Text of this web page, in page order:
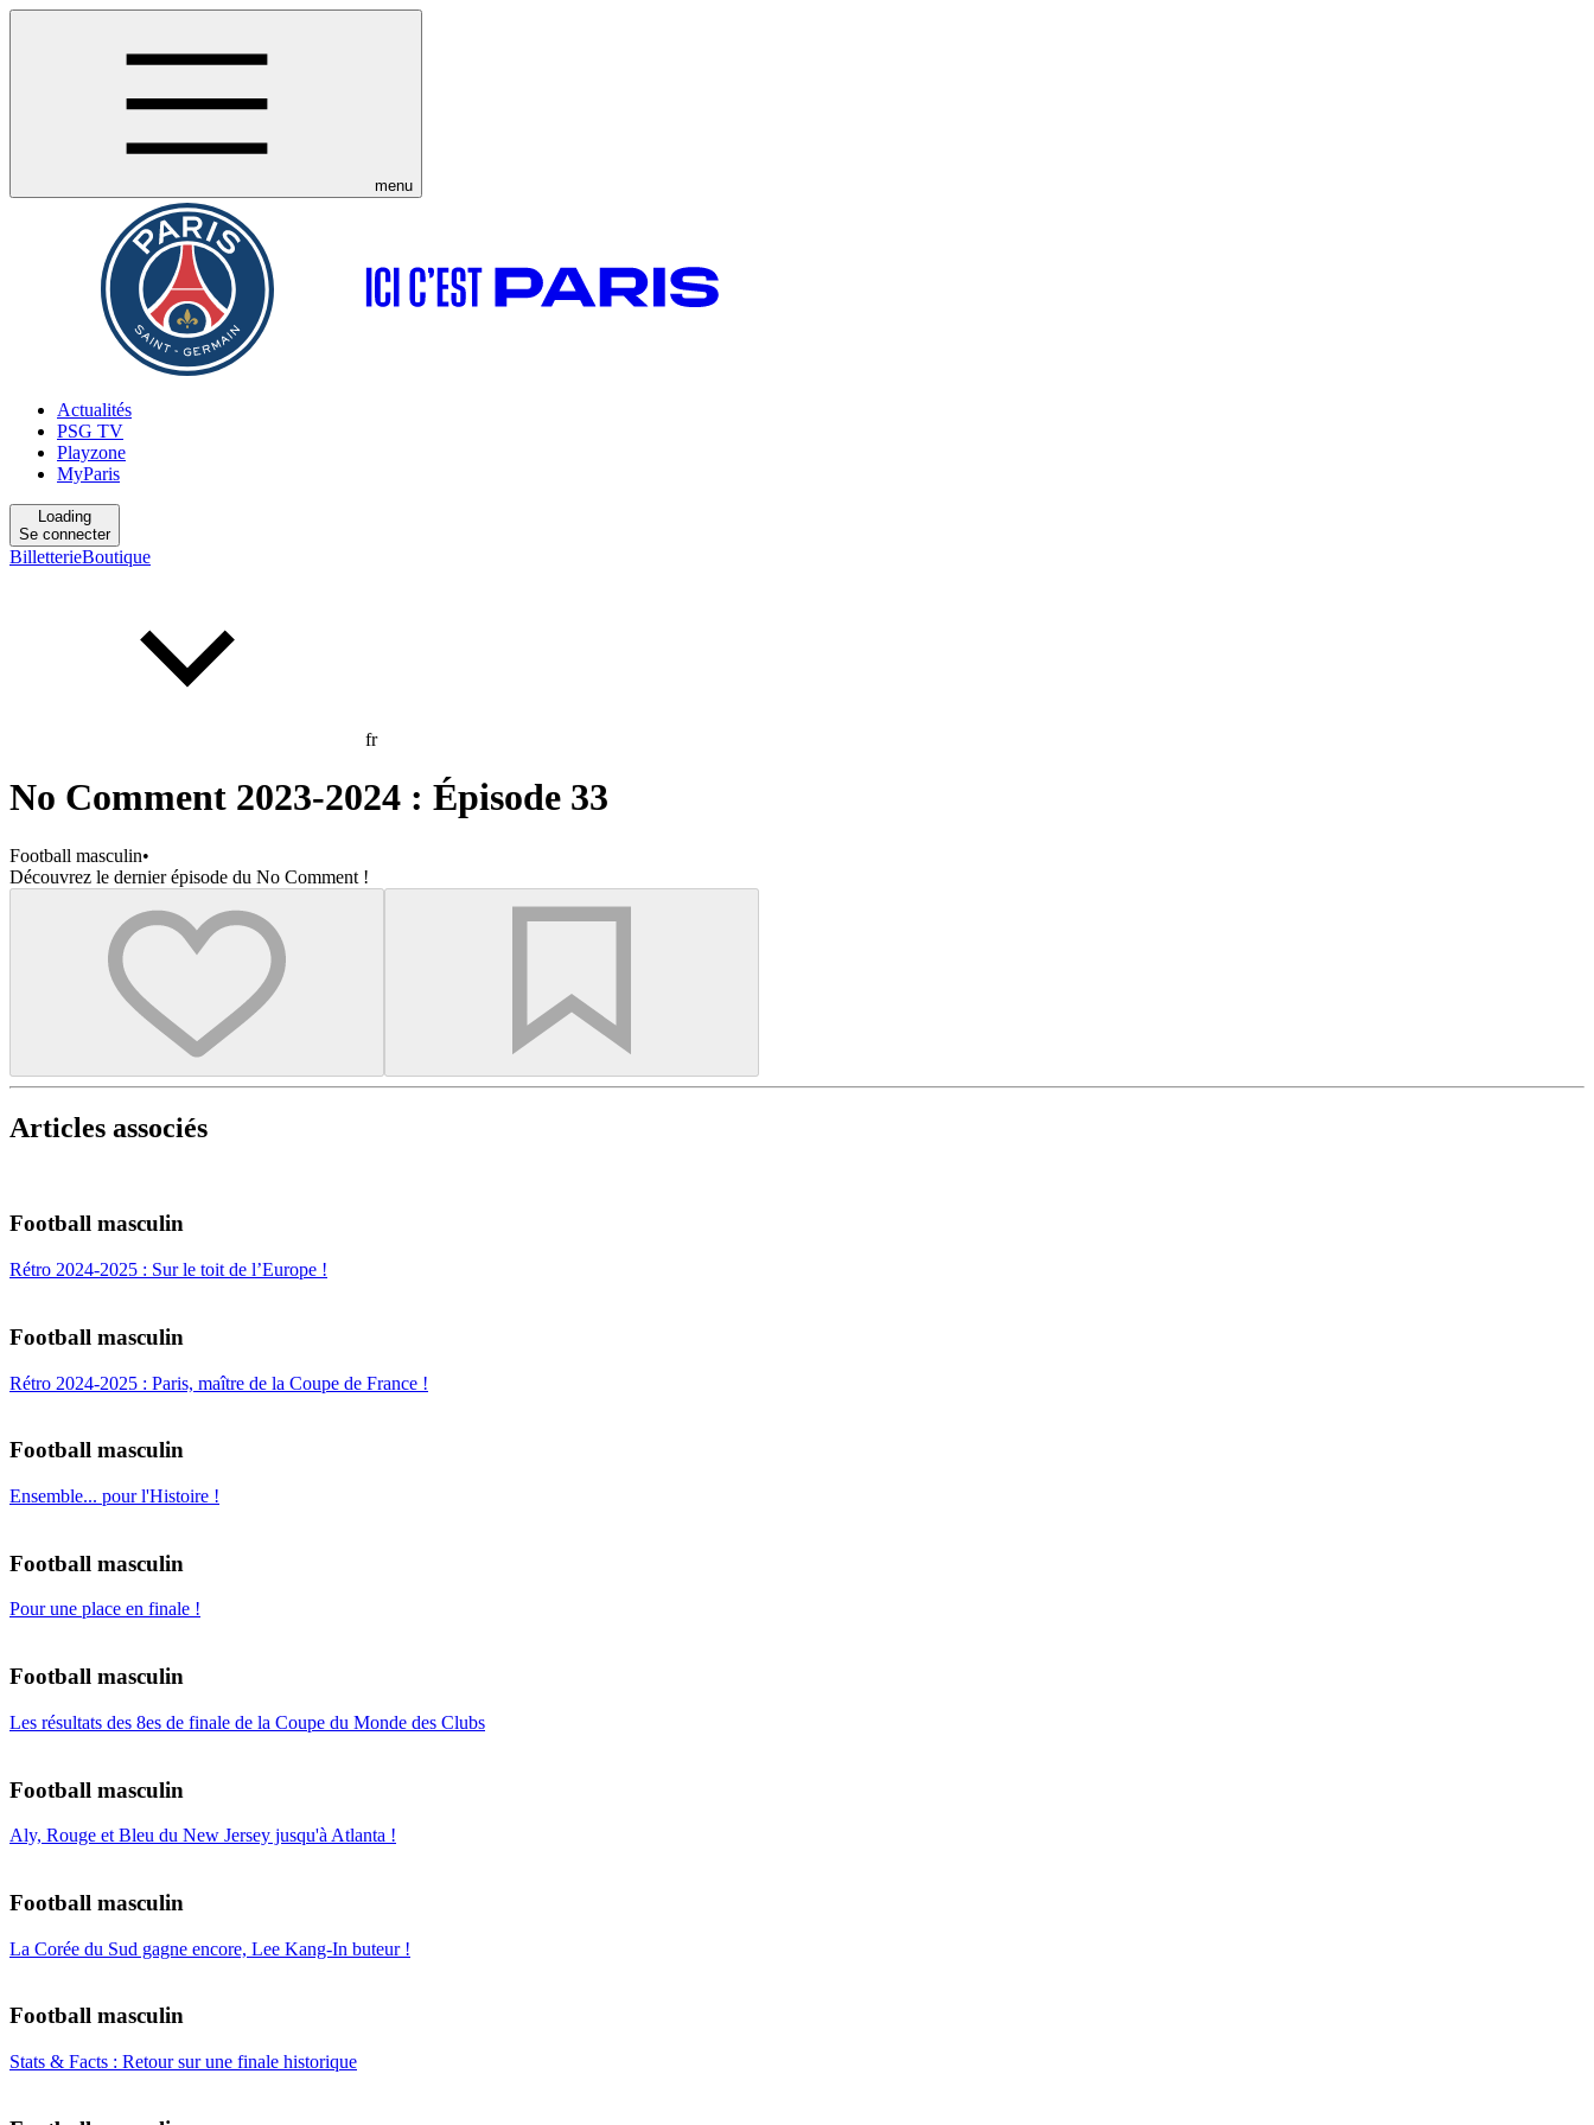
menu
Actualités
PSG TV
Playzone
MyParis
Loading
Se connecter
BilletterieBoutique
fr
No Comment 2023-2024 : Épisode 33
Football masculin•
Découvrez le dernier épisode du No Comment !
Articles associés
Football masculin
Rétro 2024-2025 : Sur le toit de l’Europe !
Football masculin
Rétro 2024-2025 : Paris, maître de la Coupe de France !
Football masculin
Ensemble... pour l'Histoire !
Football masculin
Pour une place en finale !
Football masculin
Les résultats des 8es de finale de la Coupe du Monde des Clubs
Football masculin
Aly, Rouge et Bleu du New Jersey jusqu'à Atlanta !
Football masculin
La Corée du Sud gagne encore, Lee Kang-In buteur !
Football masculin
Stats & Facts : Retour sur une finale historique